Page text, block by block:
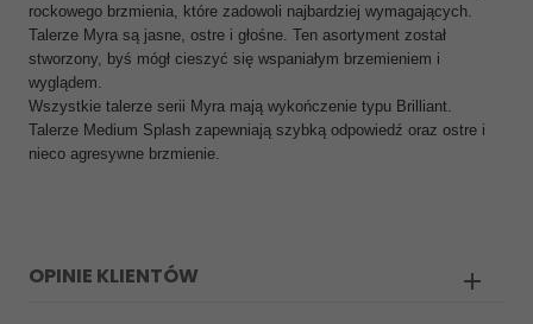
rockowego brzmienia, które zadowoli najbardziej wymagających.
Talerze Myra są jasne, ostre i głośne. Ten asortyment został
stworzony, byś mógł cieszyć się wspaniałym brzemieniem i
wyglądem.
Wszystkie talerze serii Myra mają wykończenie typu Brilliant.
Talerze Medium Splash zapewniają szybką odpowiedź oraz ostre i
nieco agresywne brzmienie.
OPINIE KLIENTÓW